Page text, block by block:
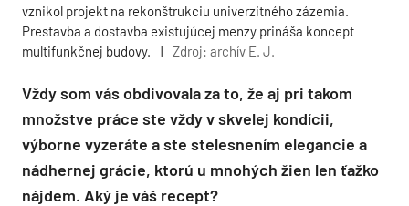
vznikol projekt na rekonštrukciu univerzitného zázemia.
Prestavba a dostavba existujúcej menzy prináša koncept
multifunkčnej budovy.
| Zdroj: archív E. J.
Vždy som vás obdivovala za to, že aj pri takom
množstve práce ste vždy v skvelej kondícii,
výborne vyzeráte a ste stelesnením elegancie a
nádhernej grácie, ktorú u mnohých žien len ťažko
nájdem. Aký je váš recept?